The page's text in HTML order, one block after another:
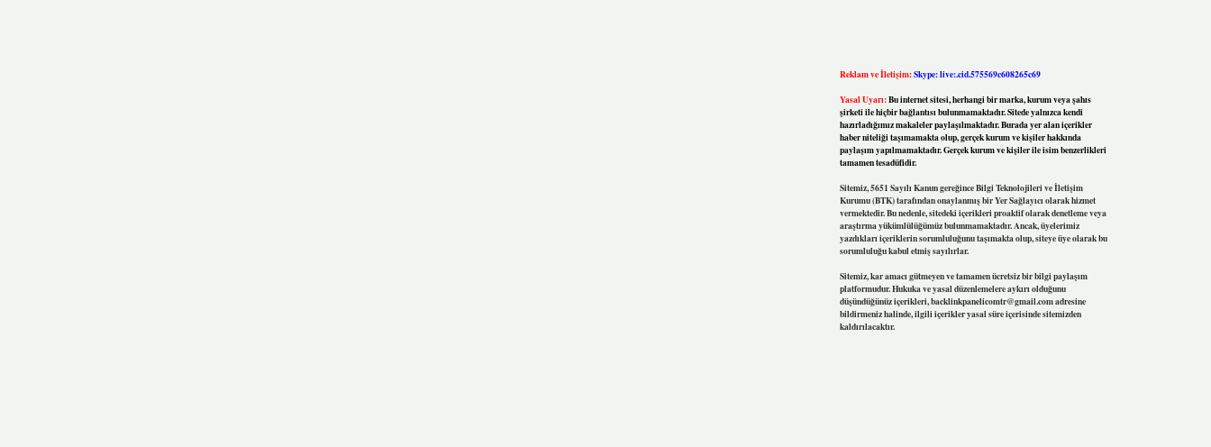
Reklam ve İletişim:Skype: live:.cid.575569c608265c69
Yasal Uyarı:Bu internet sitesi, herhangi bir marka, kurum veya şahıs
şirketi ile hiçbir bağlantısı bulunmamaktadır. Sitede yalnızca kendi
hazırladığımız makaleler paylaşılmaktadır. Burada yer alan içerikler
haber niteliği taşımamakta olup, gerçek kurum ve kişiler hakkında
paylaşım yapılmamaktadır. Gerçek kurum ve kişiler ile isim benzerlikleri
tamamen tesadüfidir.
Sitemiz, 5651 Sayılı Kanun gereğince Bilgi Teknolojileri ve İletişim
Kurumu (BTK) tarafından onaylanmış bir Yer Sağlayıcı olarak hizmet
vermektedir. Bu nedenle, sitedeki içerikleri proaktif olarak denetleme veya
araştırma yükümlülüğümüz bulunmamaktadır. Ancak, üyelerimiz
yazdıkları içeriklerin sorumluluğunu taşımakta olup, siteye üye olarak bu
sorumluluğu kabul etmiş sayılırlar.
Sitemiz, kar amacı gütmeyen ve tamamen ücretsiz bir bilgi paylaşım
platformudur. Hukuka ve yasal düzenlemelere aykırı olduğunu
düşündüğünüz içerikleri,backlinkpanelicomtr@gmail.comadresine
bildirmeniz halinde, ilgili içerikler yasal süre içerisinde sitemizden
kaldırılacaktır.